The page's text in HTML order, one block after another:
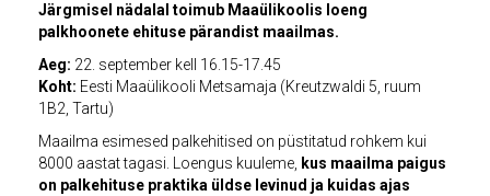
Järgmisel nädalal toimub Maaülikoolis loeng
palkhoonete ehituse pärandist maailmas.
Aeg: 22. september kell 16.15-17.45
Koht: Eesti Maaülikooli Metsamaja (Kreutzwaldi 5, ruum
1B2, Tartu)
Maailma esimesed palkehitised on püstitatud rohkem kui
8000 aastat tagasi. Loengus kuuleme, kus maailma paigus
on palkehituse praktika üldse levinud ja kuidas ajas